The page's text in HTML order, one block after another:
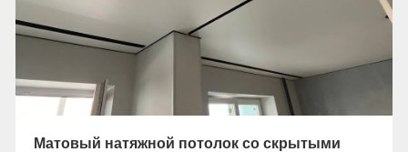
Матовый натяжной потолок со скрытыми